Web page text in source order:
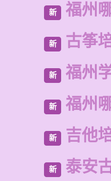
新 福州
新 古筝
新 福州
新 福州
新 吉他
新 泰安